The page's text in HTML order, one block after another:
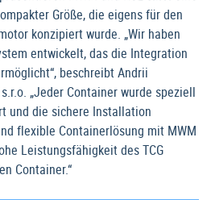
Größe, die eigens für den
konzipiert wurde. „Wir haben
entwickelt, das die Integration
beschreibt Andrii
„Jeder Container wurde speziell
und die sichere Installation
flexible Containerlösung mit MWM
Leistungsfähigkeit des TCG
Container.“